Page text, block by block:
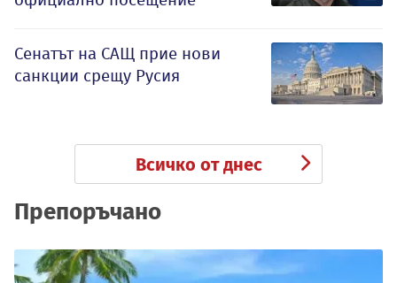
Сенатът на САЩ прие нови
санкции срещу Русия
Всичко от днес
Препоръчано